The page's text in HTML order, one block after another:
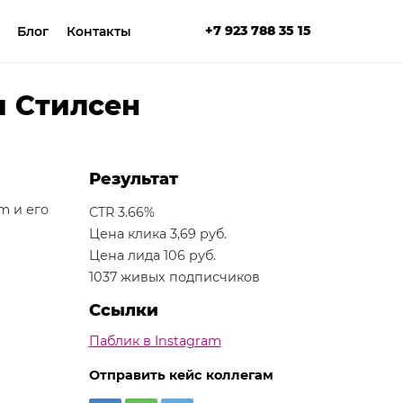
Блог Контакты +7 923 788 35 15
Стилсен
и его
Результат
CTR 3.66%
Цена клика 3,69 руб.
Цена лида 106 руб.
1037 живых подписчиков
Ссылки
Паблик в Instagram
Отправить кейс коллегам